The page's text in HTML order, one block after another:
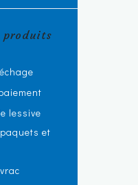
produits
lessive
et